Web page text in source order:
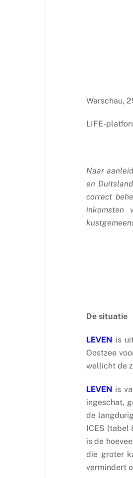
Warschau,
LIFE-
Naar
en
correct
inkomsten
De situatie
LEVEN is
Oostzee
wellicht de
LEVEN is
ingeschat,
de
ICES (tabel
is de
die groter
vermindert